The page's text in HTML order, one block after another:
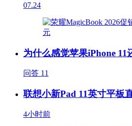
07.24
为什么感觉苹果iPhone 11
问答 11
联想小新Pad 11英寸平板
4小时前